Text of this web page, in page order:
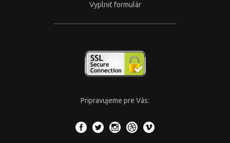
Vyplniť formulár
Pripravujeme pre Vás: